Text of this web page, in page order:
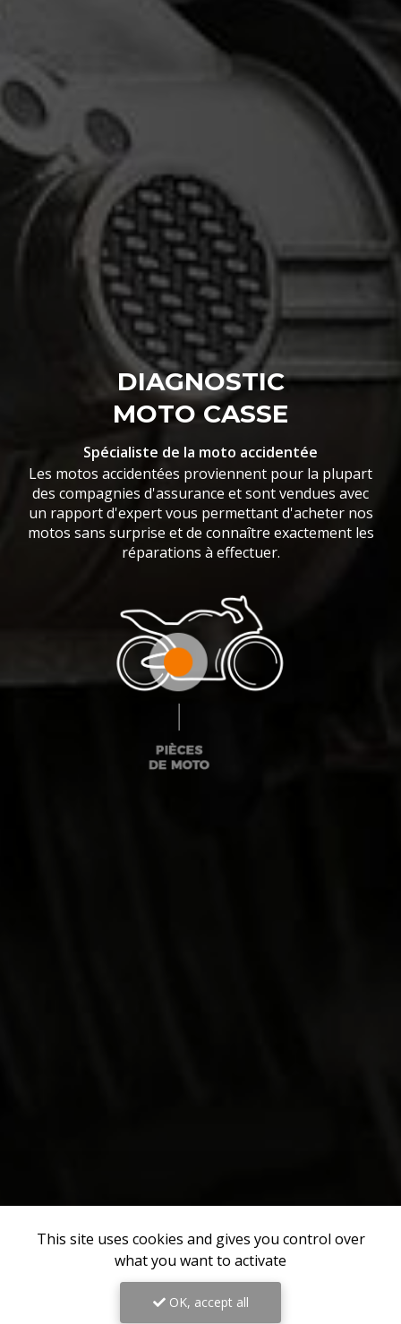
DIAGNOSTIC
MOTO CASSE
Spécialiste de la moto accidentée
Les motos accidentées proviennent pour la plupart
des compagnies d'assurance et sont vendues avec
un rapport d'expert vous permettant d'acheter nos
motos sans surprise et de connaître exactement les
réparations à effectuer.
This site uses cookies and gives you control over
what you want to activate
OK, accept all